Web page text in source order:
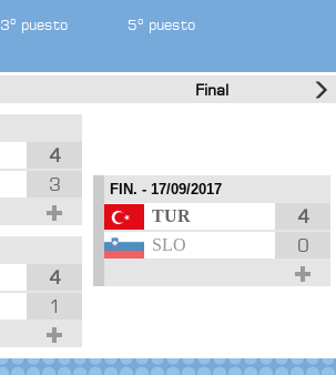
3º puesto
5º puesto
Final
4
3 FIN. - 17/09/2017
TUR 4
SLO 0
4
1